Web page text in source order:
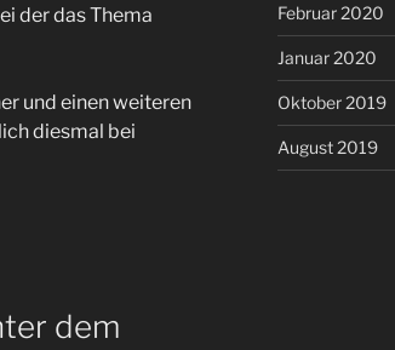
der das Thema
und einen weiteren
diesmal bei
dem
Februar 2020
Januar 2020
Oktober 2019
August 2019